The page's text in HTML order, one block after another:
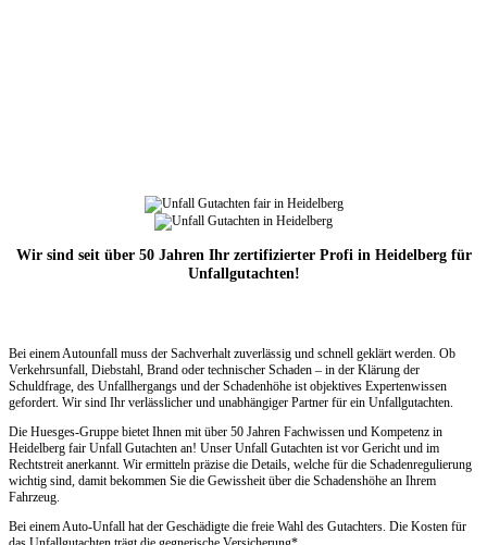
Wir sind seit über 50 Jahren Ihr zertifizierter Profi in Heidelberg für
Unfallgutachten!
Bei einem Autounfall muss der Sachverhalt zuverlässig und schnell geklärt werden. Ob
Verkehrsunfall, Diebstahl, Brand oder technischer Schaden – in der Klärung der
Schuldfrage, des Unfallhergangs und der Schadenhöhe ist objektives Expertenwissen
gefordert. Wir sind Ihr verlässlicher und unabhängiger Partner für ein Unfallgutachten.
Die Huesges-Gruppe bietet Ihnen mit über 50 Jahren Fachwissen und Kompetenz in
Heidelberg fair Unfall Gutachten an! Unser Unfall Gutachten ist vor Gericht und im
Rechtstreit anerkannt. Wir ermitteln präzise die Details, welche für die Schadenregulierung
wichtig sind, damit bekommen Sie die Gewissheit über die Schadenshöhe an Ihrem
Fahrzeug.
Bei einem Auto-Unfall hat der Geschädigte die freie Wahl des Gutachters. Die Kosten für